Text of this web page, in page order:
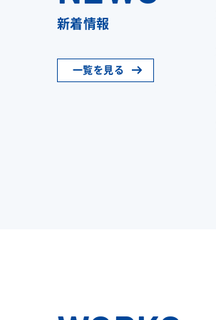
新着情報
一覧を見る